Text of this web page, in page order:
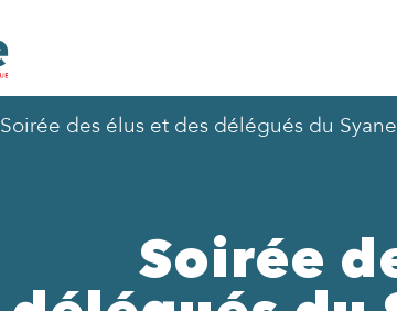
Soirée des élus et des délégués du
Soirée